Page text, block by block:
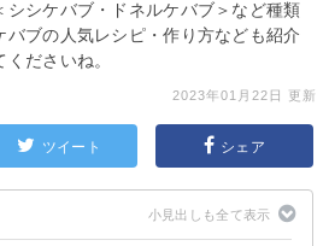
シシケバブ・ドネルケバブ＞など種類
バブの人気レシピ・作り方なども紹介
ださいね。
2023年01月22日 更新
ツイート シェア